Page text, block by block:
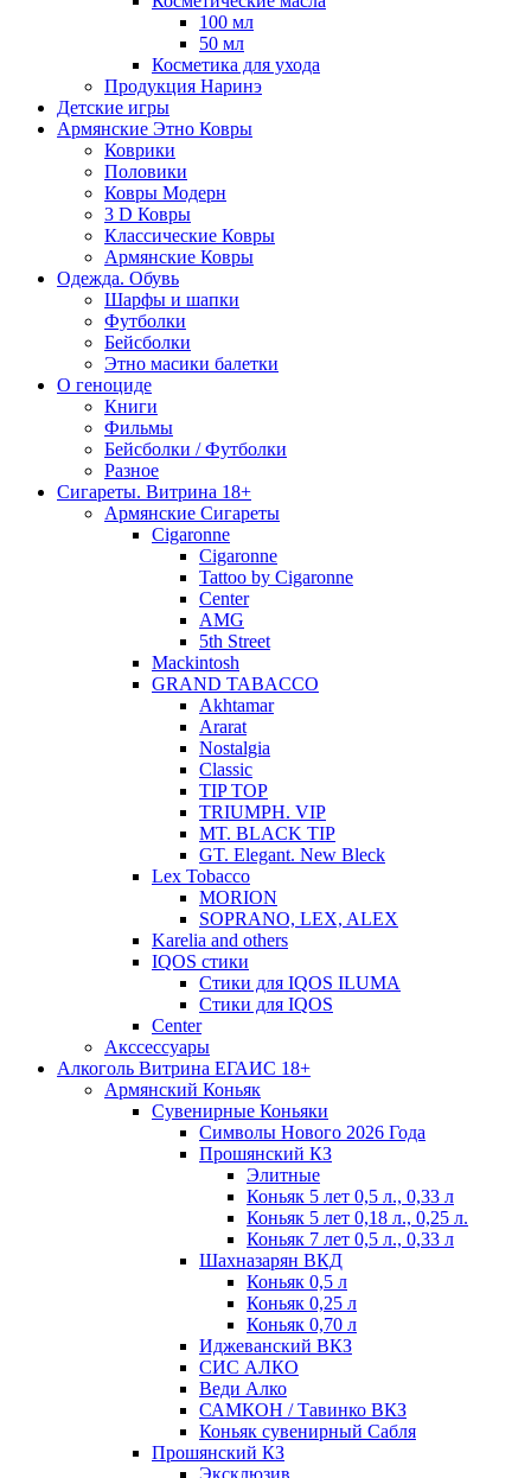
100 мл
50 мл
Косметика для ухода
Продукция Наринэ
Детские игры
Армянские Этно Ковры
Коврики
Половики
Ковры Модерн
3 D Ковры
Классические Ковры
Армянские Ковры
Одежда. Обувь
Шарфы и шапки
Футболки
Бейсболки
Этно масики балетки
О геноциде
Книги
Фильмы
Бейсболки / Футболки
Разное
Сигареты. Витрина 18+
Армянские Сигареты
Cigaronne
Cigaronne
Tattoo by Cigaronne
Center
AMG
5th Street
Mackintosh
GRAND TABACCO
Akhtamar
Ararat
Nostalgia
Classic
TIP TOP
TRIUMPH. VIP
MT. BLACK TIP
GT. Elegant. New Bleck
Lex Tobacco
MORION
SOPRANO, LEX, ALEX
Karelia and others
IQOS стики
Стики для IQOS ILUMA
Стики для IQOS
Сenter
Акссессуары
Алкоголь Витрина ЕГАИС 18+
Армянский Коньяк
Сувенирные Коньяки
Символы Нового 2026 Года
Прошянский КЗ
Элитные
Коньяк 5 лет 0,5 л., 0,33 л
Коньяк 5 лет 0,18 л., 0,25 л.
Коньяк 7 лет 0,5 л., 0,33 л
Шахназарян ВКД
Коньяк 0,5 л
Коньяк 0,25 л
Коньяк 0,70 л
Иджеванский ВКЗ
СИС АЛКО
Веди Алко
САМКОН / Тавинко ВКЗ
Коньяк сувенирный Сабля
Прошянский КЗ
Эксклюзив